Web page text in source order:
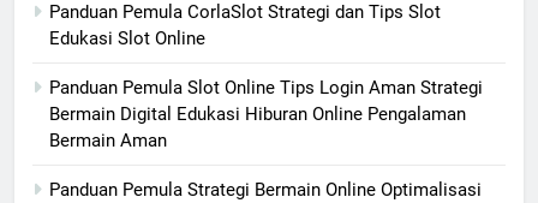
Panduan Pemula CorlaSlot Strategi dan Tips Slot
Edukasi Slot Online
Panduan Pemula Slot Online Tips Login Aman Strategi
Bermain Digital Edukasi Hiburan Online Pengalaman
Bermain Aman
Panduan Pemula Strategi Bermain Online Optimalisasi